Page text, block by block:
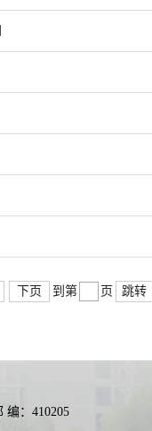
下页 到第 页 跳转
编：410205